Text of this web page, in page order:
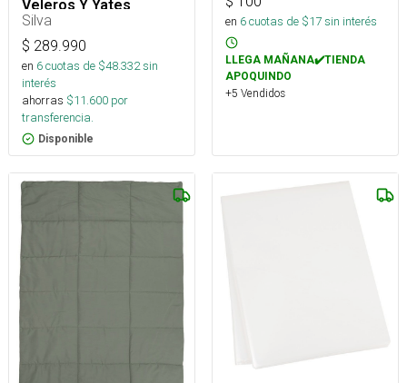
Veleros Y Yates
Silva
$ 289.990
en 6cuotas de $48.332sin
interés
ahorras $11.600 por
transferencia.
Disponible
en 6cuotas de $17sin interés
LLEGA MAÑANA✔️TIENDA
APOQUINDO
+5 Vendidos